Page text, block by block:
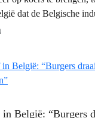
dat de Belgische
ontvangt via allerlei
profiteren hier het
België: “Burgers